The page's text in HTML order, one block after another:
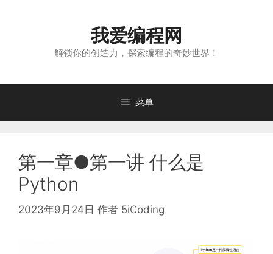
我爱编程网
解锁你的创造力，探索编程的奇妙世界！
菜单
第一章●第一讲 什么是
Python
2023年9月24日 作者 5iCoding